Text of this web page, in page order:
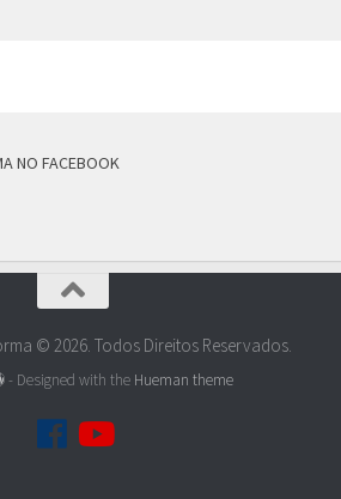
NO FACEBOOK
© 2026. Todos Direitos Reservados.
- Designed with the Hueman theme